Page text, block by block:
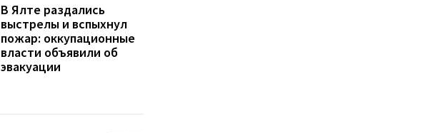
В Ялте раздались
выстрелы и вспыхнул
пожар: оккупационные
власти объявили об
эвакуации